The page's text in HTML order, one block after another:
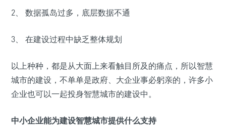
2、 数据孤岛过多，底层数据不通
3、 在建设过程中缺乏整体规划
以上种种，都是从大面上来看触目所及的痛点，所以智慧
城市的建设，不单单是政府、大企业事必躬亲的，许多小
企业也可以一起投身智慧城市的建设中。
中小企业能为建设智慧城市提供什么支持